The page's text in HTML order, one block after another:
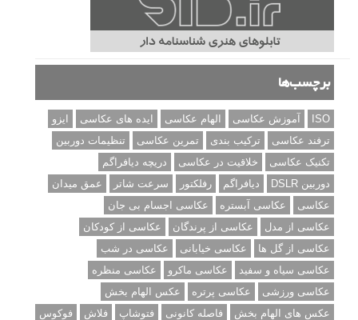
برچسب‌ها
ISO آموزش عکاسی الهام عکاسی ایده های عکاسی
ایزو
ترفند عکاسی
ترکیب بندی تمرین عکاسی
تنظیمات دوربین
تکنیک عکاسی
خلاقیت در عکاسی
دریچه دیافراگم
دوربین DSLR
دیافراگم رفلکتور سرعت شاتر
عمق میدان
عکاسی
عکاسی آبستره
عکاسی اجسام بی جان
عکاسی از مدل
عکاسی از پرندگان
عکاسی از کودکان
عکاسی از گل ها
عکاسی خیابانی
عکاسی در شب
عکاسی سیاه و سفید
عکاسی ماکرو
عکاسی منظره
عکاسی ورزشی
عکاسی پرتره
عکس الهام بخش
عکس های الهام بخش
فاصله کانونی فتوشاپ فلاش
فوکوس